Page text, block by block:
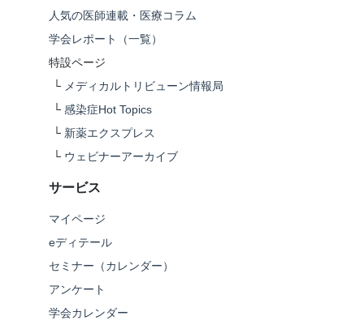
人気の医師連載・医療コラム
学会レポート（一覧）
特設ページ
└ メディカルトリビューン情報局
└ 感染症Hot Topics
└ 新薬エクスプレス
└ ウェビナーアーカイブ
サービス
マイページ
eディテール
セミナー（カレンダー）
アンケート
学会カレンダー